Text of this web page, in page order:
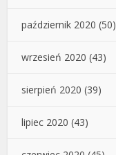
październik 2020 (50)
wrzesień 2020 (43)
sierpień 2020 (39)
lipiec 2020 (43)